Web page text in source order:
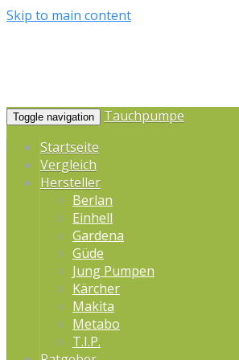
Skip to main content
Toggle navigation
Tauchpumpe
Startseite
Vergleich
Hersteller
Berlan
Einhell
Gardena
Güde
Jung Pumpen
Kärcher
Makita
Metabo
T.I.P.